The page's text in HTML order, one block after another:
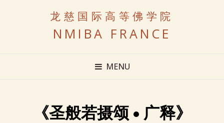
龙慈国际高等佛学院
NMIBA FRANCE
MENU
《圣般若摄颂 • 广释》